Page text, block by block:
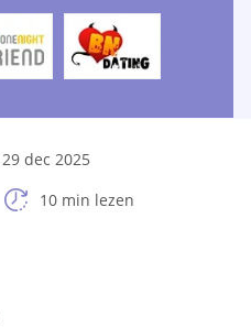
29 dec 2025
10 min lezen